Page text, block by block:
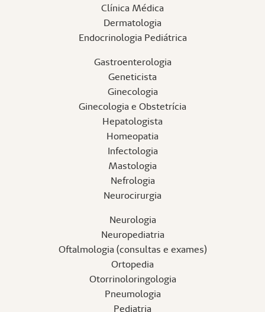
Clínica Médica
Dermatologia
Endocrinologia Pediátrica
Gastroenterologia
Geneticista
Ginecologia
Ginecologia e Obstetrícia
Hepatologista
Homeopatia
Infectologia
Mastologia
Nefrologia
Neurocirurgia
Neurologia
Neuropediatria
Oftalmologia (consultas e exames)
Ortopedia
Otorrinoloringologia
Pneumologia
Pediatria